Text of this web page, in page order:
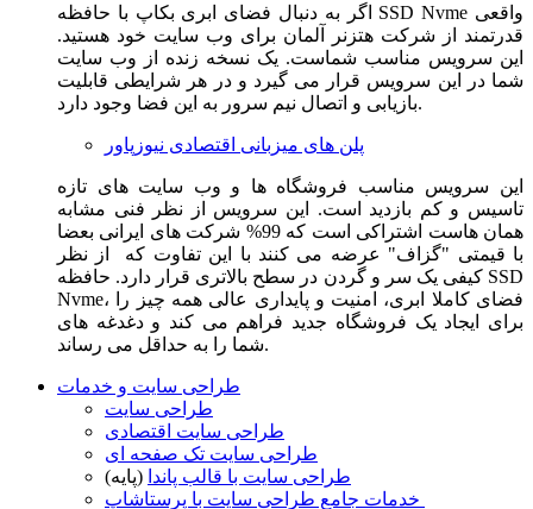
اگر به دنبال فضای ابری بکاپ با حافظه SSD Nvme واقعی
قدرتمند از شرکت هتزنر آلمان برای وب سایت خود هستید.
این سرویس مناسب شماست. یک نسخه زنده از وب سایت
شما در این سرویس قرار می گیرد و در هر شرایطی قابلیت
بازیابی و اتصال نیم سرور به این فضا وجود دارد.
پلن های میزبانی اقتصادی نیوزپاور
این سرویس مناسب فروشگاه ها و وب سایت های تازه
تاسیس و کم بازدید است. این سرویس از نظر فنی مشابه
همان هاست اشتراکی است که 99% شرکت های ایرانی بعضا
با قیمتی "گزاف" عرضه می کنند با این تفاوت که از نظر
کیفی یک سر و گردن در سطح بالاتری قرار دارد. حافظه SSD
Nvme، فضای کاملا ابری، امنیت و پایداری عالی همه چیز را
برای ایجاد یک فروشگاه جدید فراهم می کند و دغدغه های
شما را به حداقل می رساند.
طراحی سایت و خدمات
طراحی سایت
طراحی سایت اقتصادی
طراحی سایت تک صفحه ای
طراحی سایت با قالب پاندا (پایه)